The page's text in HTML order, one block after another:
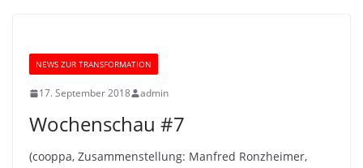
NEWS ZUR TRANSFORMATION
17. September 2018 admin
Wochenschau #7
(cooppa, Zusammenstellung: Manfred Ronzheimer,